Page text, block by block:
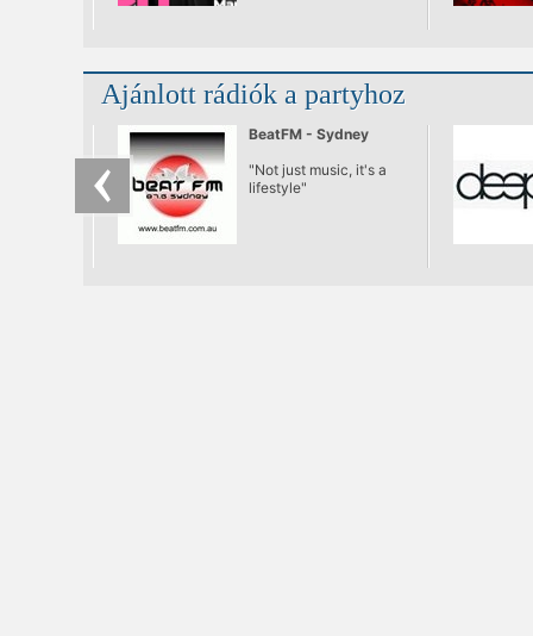
Ajánlott rádiók a partyhoz
BeatFM - Sydney
"Not just music, it's a
lifestyle"